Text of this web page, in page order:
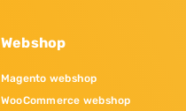
Webshop
Magento webshop
WooCommerce webshop